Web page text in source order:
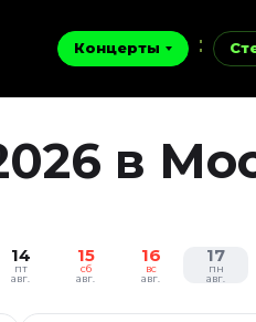
Концерты
в
14
пт
авг.
15
сб
авг.
16
вс
авг.
17
пн
авг.